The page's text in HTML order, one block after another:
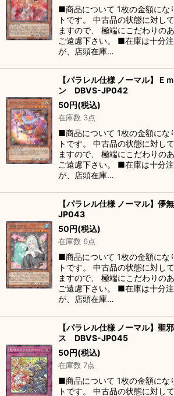
■商品について 1枚の金額にな
トです。 中古品の状態に対し
ますので、 極端にこだわりの
ご遠慮下さい。 ■在庫は十分
が、店頭在庫…
【パラレル仕様 ノーマル】Ｅ
ン DBVS-JP042
50円(税込)
在庫数 3点
■商品について 1枚の金額にな
トです。 中古品の状態に対し
ますので、 極端にこだわりの
ご遠慮下さい。 ■在庫は十分
が、店頭在庫…
【パラレル仕様 ノーマル】
JP043
50円(税込)
在庫数 6点
■商品について 1枚の金額にな
トです。 中古品の状態に対し
ますので、 極端にこだわりの
ご遠慮下さい。 ■在庫は十分
が、店頭在庫…
【パラレル仕様 ノーマル】聖
ス DBVS-JP045
50円(税込)
在庫数 7点
■商品について 1枚の金額にな
トです。 中古品の状態に対し